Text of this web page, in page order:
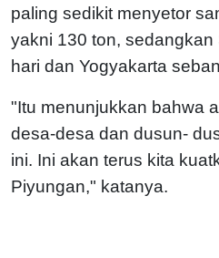
paling sedikit menyetor
yakni 130 ton,
hari dan Yogyakarta
"Itu menunjukkan bahwa
desa-desa dan dusun-
ini. Ini akan terus kita
Piyungan," katanya.